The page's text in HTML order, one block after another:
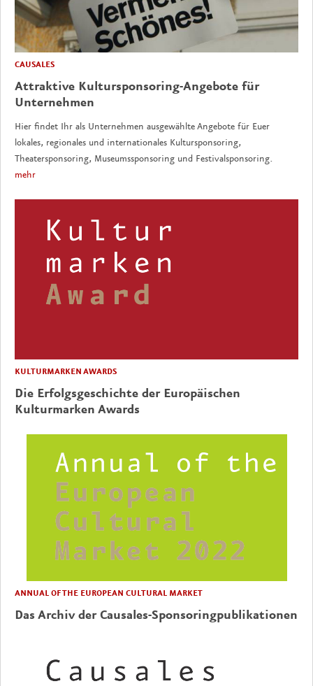
CAUSALES
Attraktive Kultursponsoring-Angebote für
Unternehmen
Hier findet Ihr als Unternehmen ausgewählte Angebote für Euer
lokales, regionales und internationales Kultursponsoring,
Theatersponsoring, Museumssponsoring und Festivalsponsoring.
mehr
KULTURMARKEN AWARDS
Die Erfolgsgeschichte der Europäischen
Kulturmarken Awards
ANNUAL OF THE EUROPEAN CULTURAL MARKET
Das Archiv der Causales-Sponsoringpublikationen